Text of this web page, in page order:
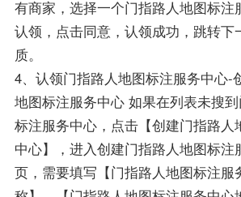
有商家，选择一个门指路人地图标注
认领，点击同意，认领成功，跳转下
质。
4、认领门指路人地图标注服务中心-
地图标注服务中心 如果在列表未搜
标注服务中心，点击【创建门指路人
中心】，进入创建门指路人地图标注
页，需要填写【门指路人地图标注服